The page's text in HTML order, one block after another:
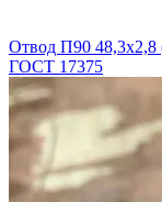
Отвод П90 48,3х2,8
ГОСТ 17375